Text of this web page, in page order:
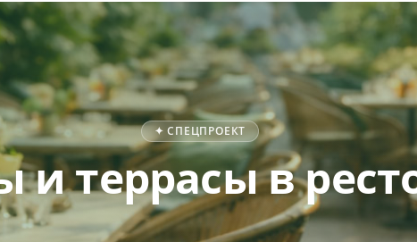
✦ СПЕЦПРОЕКТ
и террасы в